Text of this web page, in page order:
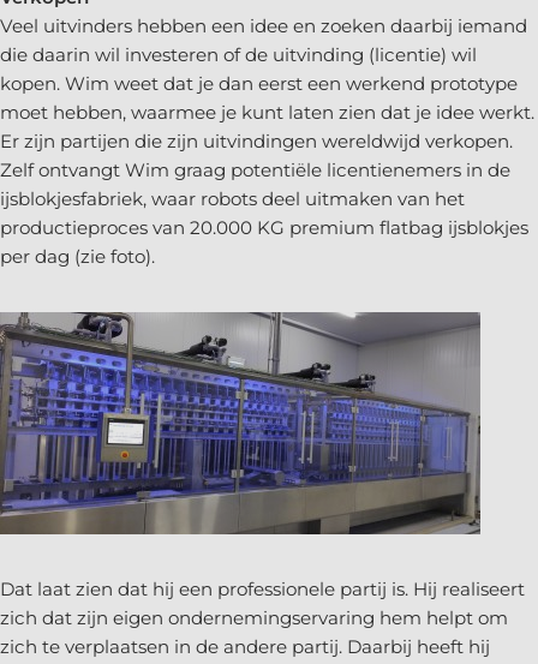
Veel uitvinders hebben een idee en zoeken daarbij iemand
die daarin wil investeren of de uitvinding (licentie) wil
kopen. Wim weet dat je dan eerst een werkend prototype
moet hebben, waarmee je kunt laten zien dat je idee werkt.
Er zijn partijen die zijn uitvindingen wereldwijd verkopen.
Zelf ontvangt Wim graag potentiële licentienemers in de
ijsblokjesfabriek, waar robots deel uitmaken van het
productieproces van 20.000 KG premium flatbag ijsblokjes
per dag (zie foto).
Dat laat zien dat hij een professionele partij is. Hij realiseert
zich dat zijn eigen ondernemingservaring hem helpt om
zich te verplaatsen in de andere partij. Daarbij heeft hij